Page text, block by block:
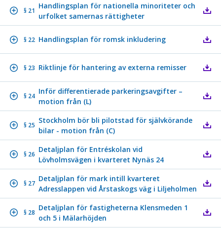
§ 21
Handlingsplan för nationella minoriteter och
urfolket samernas rättigheter
§ 22 Handlingsplan för romsk inkludering
§ 23 Riktlinje för hantering av externa remisser
§ 24
Inför differentierade parkeringsavgifter –
motion från (L)
§ 25
Stockholm bör bli pilotstad för självkörande
bilar - motion från (C)
§ 26
Detaljplan för Entréskolan vid
Lövholmsvägen i kvarteret Nynäs 24
§ 27
Detaljplan för mark intill kvarteret
Adresslappen vid Årstaskogs väg i Liljeholmen
§ 28
Detaljplan för fastigheterna Klensmeden 1
och 5 i Mälarhöjden